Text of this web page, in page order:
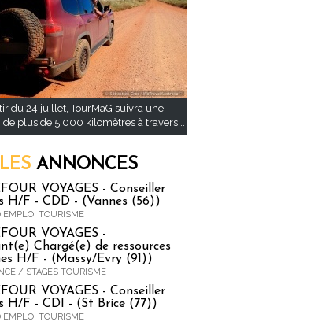
du 24 juillet, TourMaG suivra une
plus de 5 000 kilomètres à travers...
LES ANNONCES
VOYAGES - Conseiller
H/F - CDD - (Vannes (56))
TOURISME
VOYAGES -
Chargé(e) de ressources
H/F - (Massy/Evry (91))
/ STAGES TOURISME
VOYAGES - Conseiller
H/F - CDI - (St Brice (77))
TOURISME